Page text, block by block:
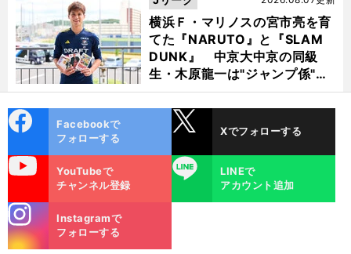
横浜Ｆ・マリノスの宮市亮を育
てた『NARUTO』と『SLAM
DUNK』 中京大中京の同級
生・木原龍一は"ジャンプ係"だ
った
ok
Facebookで
フォローする
Xでフォローする
YouTubeで
チャンネル登録
LINE
LINEで
アカウント追加
m
Instagramで
フォローする